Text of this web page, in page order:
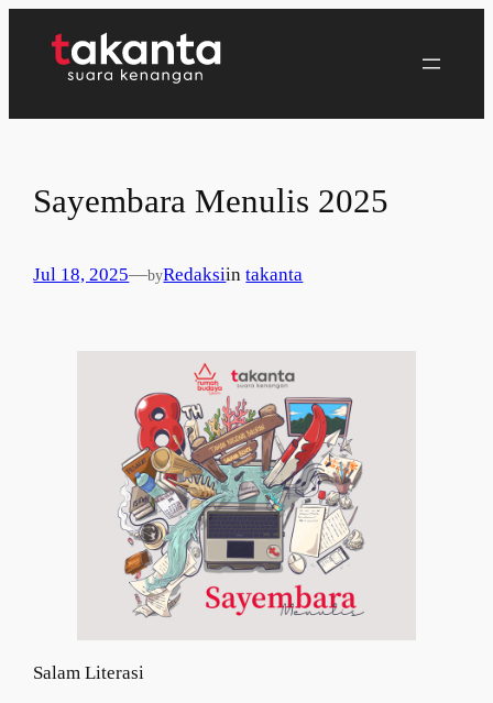
Sayembara Menulis 2025
Jul 18, 2025—byRedaksiintakanta
Salam Literasi